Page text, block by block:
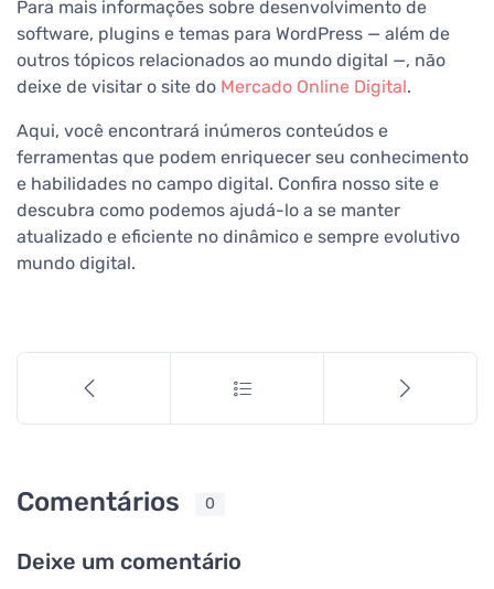
Para mais informações sobre desenvolvimento de
software, plugins e temas para WordPress — além de
outros tópicos relacionados ao mundo digital —, não
deixe de visitar o site do Mercado Online Digital.
Aqui, você encontrará inúmeros conteúdos e
ferramentas que podem enriquecer seu conhecimento
e habilidades no campo digital. Confira nosso site e
descubra como podemos ajudá-lo a se manter
atualizado e eficiente no dinâmico e sempre evolutivo
mundo digital.
Comentários 0
Deixe um comentário